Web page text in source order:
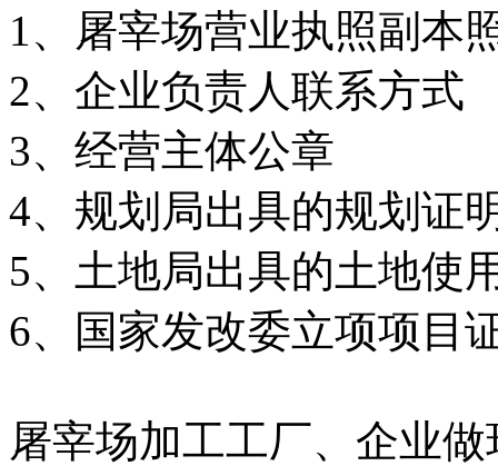
1、屠宰场营业执照副本
2、企业负责人联系方式
3、经营主体公章
4、规划局出具的规划证
5、土地局出具的土地使
6、国家发改委立项项目
屠宰场加工工厂、企业